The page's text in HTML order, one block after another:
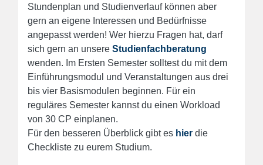
Stundenplan und Studienverlauf können aber
gern an eigene Interessen und Bedürfnisse
angepasst werden! Wer hierzu Fragen hat, darf
sich gern an unsere Studienfachberatung
wenden. Im Ersten Semester solltest du mit dem
Einführungsmodul und Veranstaltungen aus drei
bis vier Basismodulen beginnen. Für ein
reguläres Semester kannst du einen Workload
von 30 CP einplanen.
Für den besseren Überblick gibt es hier die
Checkliste zu eurem Studium.